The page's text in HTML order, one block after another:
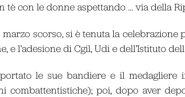
tè con le donne aspettando … via della
marzo scorso, si è tenuta la
e l’adesione di Cgil, Udi e dell’Istituto
le sue bandiere e il medagliere
combattentistiche); poi, dopo aver